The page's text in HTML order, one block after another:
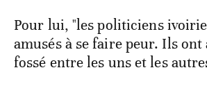
Pour lui, "les politiciens
amusés à se faire peur. Ils ont
fossé entre les uns et les